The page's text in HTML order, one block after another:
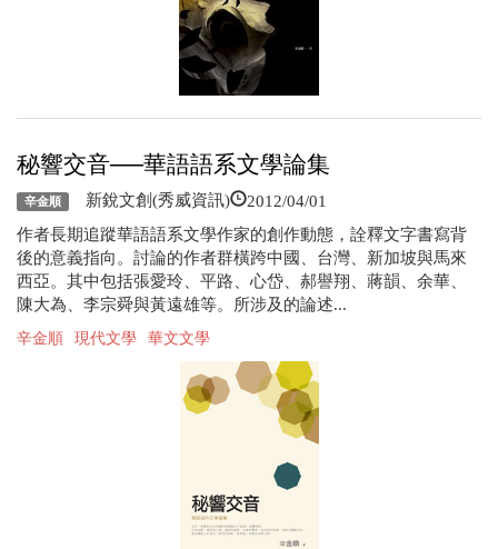
秘響交音──華語語系文學論集
辛金順 新銳文創(秀威資訊) 2012/04/01
作者長期追蹤華語語系文學作家的創作動態，詮釋文字書寫背
後的意義指向。討論的作者群橫跨中國、台灣、新加坡與馬來
西亞。其中包括張愛玲、平路、心岱、郝譽翔、蔣韻、余華、
陳大為、李宗舜與黃遠雄等。所涉及的論述...
辛金順 現代文學 華文文學